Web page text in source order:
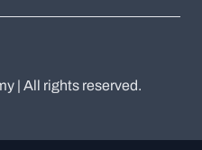
| All rights reserved.